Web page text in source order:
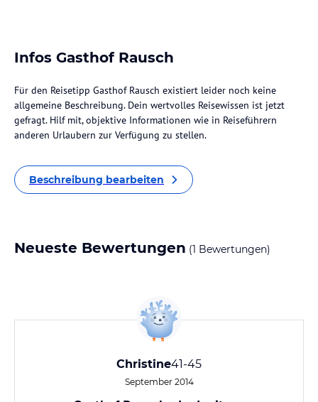
Infos Gasthof Rausch
Für den Reisetipp Gasthof Rausch existiert leider noch keine
allgemeine Beschreibung. Dein wertvolles Reisewissen ist jetzt
gefragt. Hilf mit, objektive Informationen wie in Reiseführern
anderen Urlaubern zur Verfügung zu stellen.
Beschreibung bearbeiten
Neueste Bewertungen (1 Bewertungen)
Christine41-45
September 2014